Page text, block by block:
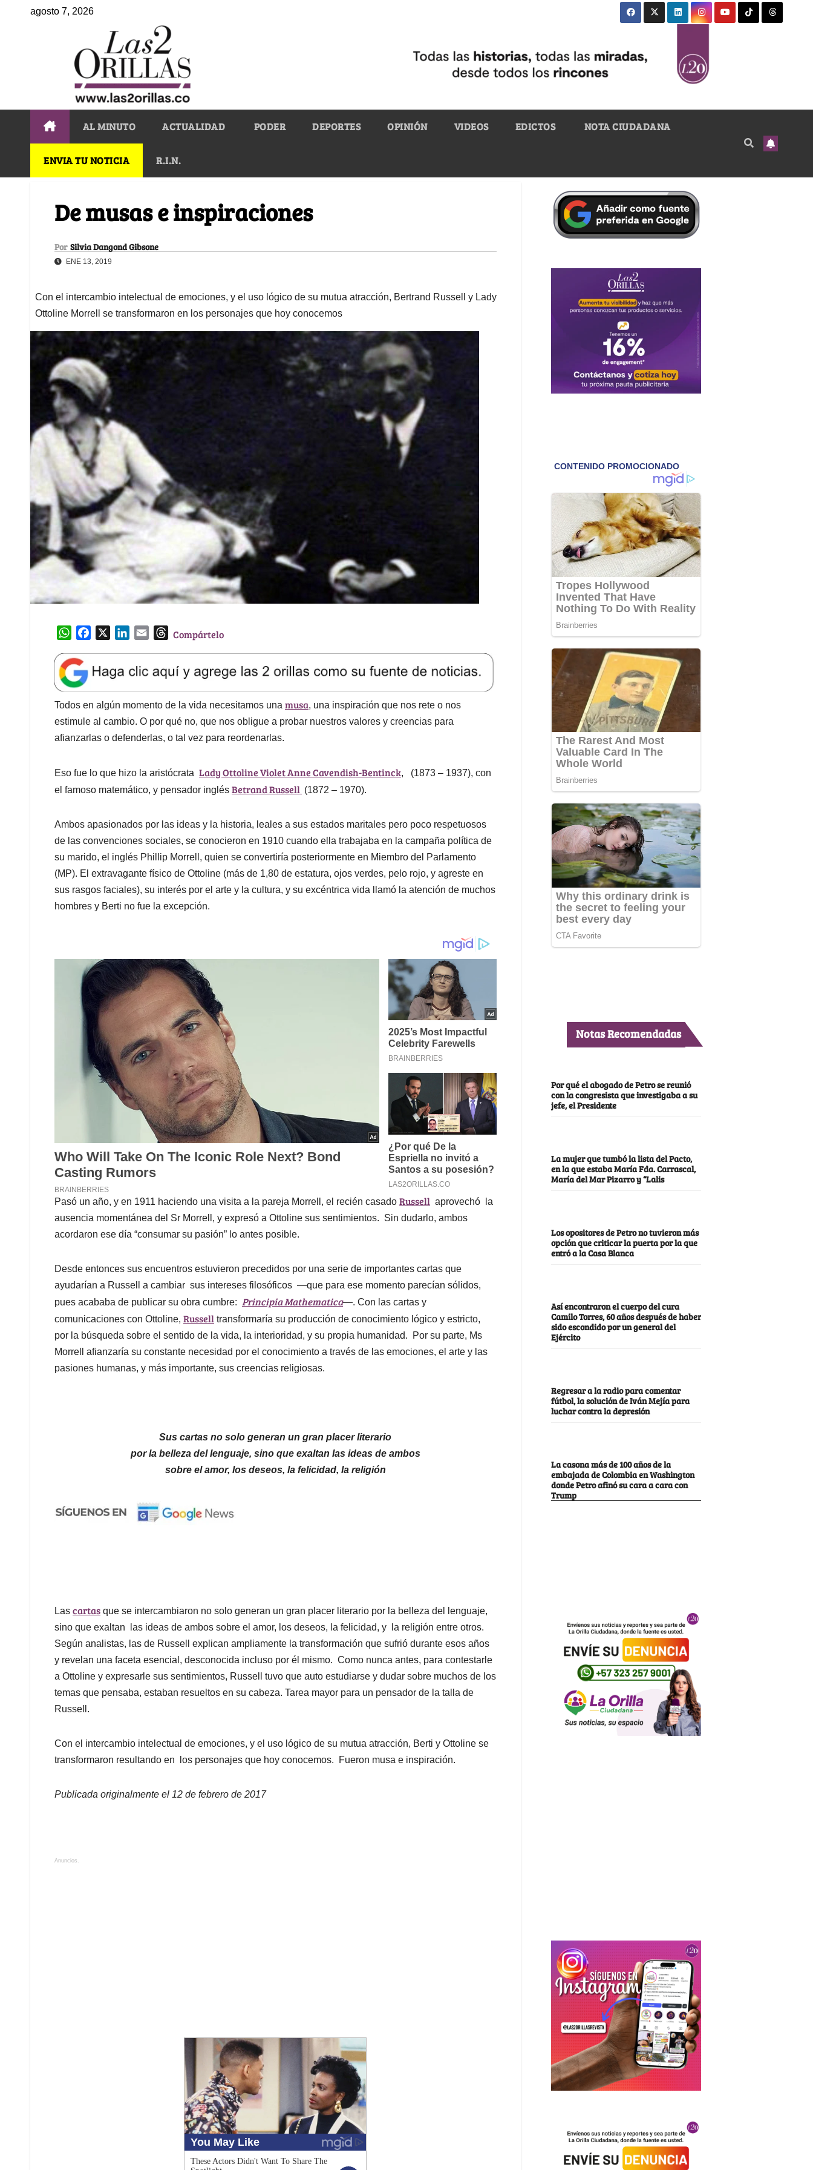
agosto 7, 2026
AL MINUTO ACTUALIDAD PODER DEPORTES OPINIÓN VIDEOS EDICTOS NOTA CIUDADANA
ENVIA TU NOTICIA R.I.N.
De musas e inspiraciones
Por Silvia Dangond Gibsone
ENE 13, 2019
Con el intercambio intelectual de emociones, y el uso lógico de su mutua atracción, Bertrand Russell y Lady
Ottoline Morrell se transformaron en los personajes que hoy conocemos
W
a
t
s
A
p
p
e
b
o
o
k
k
e
d
I
n
l
T
e
a
d
s
Compártelo
Todos en algún momento de la vida necesitamos una musa, una inspiración que nos rete o nos
estimule al cambio. O por qué no, que nos obligue a probar nuestros valores y creencias para
afianzarlas o defenderlas, o tal vez para reordenarlas.
Eso fue lo que hizo la aristócrata Lady Ottoline Violet Anne Cavendish-Bentinck, (1873 – 1937), con
el famoso matemático, y pensador inglés Betrand Russell (1872 – 1970).
Ambos apasionados por las ideas y la historia, leales a sus estados maritales pero poco respetuosos
de las convenciones sociales, se conocieron en 1910 cuando ella trabajaba en la campaña política de
su marido, el inglés Phillip Morrell, quien se convertiría posteriormente en Miembro del Parlamento
(MP). El extravagante físico de Ottoline (más de 1,80 de estatura, ojos verdes, pelo rojo, y agreste en
sus rasgos faciales), su interés por el arte y la cultura, y su excéntrica vida llamó la atención de muchos
hombres y Berti no fue la excepción.
Pasó un año, y en 1911 haciendo una visita a la pareja Morrell, el recién casado Russell aprovechó la
ausencia momentánea del Sr Morrell, y expresó a Ottoline sus sentimientos. Sin dudarlo, ambos
acordaron ese día “consumar su pasión” lo antes posible.
Desde entonces sus encuentros estuvieron precedidos por una serie de importantes cartas que
ayudarían a Russell a cambiar sus intereses filosóficos —que para ese momento parecían sólidos,
pues acababa de publicar su obra cumbre: Principia Mathematica—. Con las cartas y
comunicaciones con Ottoline, Russell transformaría su producción de conocimiento lógico y estricto,
por la búsqueda sobre el sentido de la vida, la interioridad, y su propia humanidad. Por su parte, Ms
Morrell afianzaría su constante necesidad por el conocimiento a través de las emociones, el arte y las
pasiones humanas, y más importante, sus creencias religiosas.
Sus cartas no solo generan un gran placer literario
por la belleza del lenguaje, sino que exaltan las ideas de ambos
sobre el amor, los deseos, la felicidad, la religión
Las cartas que se intercambiaron no solo generan un gran placer literario por la belleza del lenguaje,
sino que exaltan las ideas de ambos sobre el amor, los deseos, la felicidad, y la religión entre otros.
Según analistas, las de Russell explican ampliamente la transformación que sufrió durante esos años
y revelan una faceta esencial, desconocida incluso por él mismo. Como nunca antes, para contestarle
a Ottoline y expresarle sus sentimientos, Russell tuvo que auto estudiarse y dudar sobre muchos de los
temas que pensaba, estaban resueltos en su cabeza. Tarea mayor para un pensador de la talla de
Russell.
Con el intercambio intelectual de emociones, y el uso lógico de su mutua atracción, Berti y Ottoline se
transformaron resultando en los personajes que hoy conocemos. Fueron musa e inspiración.
Publicada originalmente el 12 de febrero de 2017
Anuncios.
Notas Recomendadas
Por qué el abogado de Petro se reunió
con la congresista que investigaba a su
jefe, el Presidente
La mujer que tumbó la lista del Pacto,
en la que estaba María Fda. Carrascal,
María del Mar Pizarro y “Lalis
Los opositores de Petro no tuvieron más
opción que criticar la puerta por la que
entró a la Casa Blanca
Así encontraron el cuerpo del cura
Camilo Torres, 60 años después de haber
sido escondido por un general del
Ejército
Regresar a la radio para comentar
fútbol, la solución de Iván Mejía para
luchar contra la depresión
La casona más de 100 años de la
embajada de Colombia en Washington
donde Petro afinó su cara a cara con
Trump